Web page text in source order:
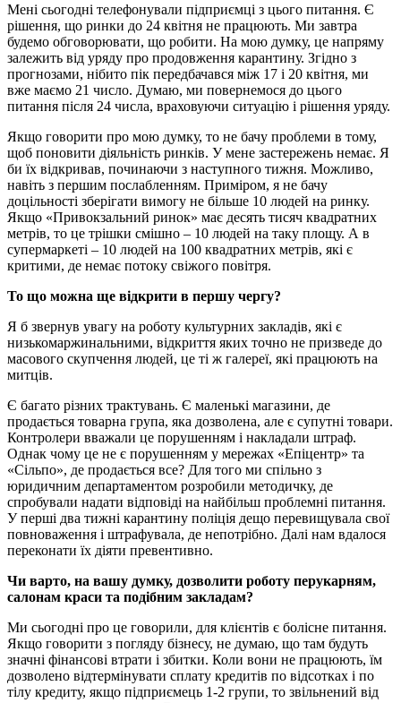
Мені сьогодні телефонували підприємці з цього питання. Є
рішення, що ринки до 24 квітня не працюють. Ми завтра
будемо обговорювати, що робити. На мою думку, це напряму
залежить від уряду про продовження карантину. Згідно з
прогнозами, нібито пік передбачався між 17 і 20 квітня, ми
вже маємо 21 число. Думаю, ми повернемося до цього
питання після 24 числа, враховуючи ситуацію і рішення уряду.
Якщо говорити про мою думку, то не бачу проблеми в тому,
щоб поновити діяльність ринків. У мене застережень немає. Я
би їх відкривав, починаючи з наступного тижня. Можливо,
навіть з першим послабленням. Приміром, я не бачу
доцільності зберігати вимогу не більше 10 людей на ринку.
Якщо «Привокзальний ринок» має десять тисяч квадратних
метрів, то це трішки смішно – 10 людей на таку площу. А в
супермаркеті – 10 людей на 100 квадратних метрів, які є
критими, де немає потоку свіжого повітря.
То що можна ще відкрити в першу чергу?
Я б звернув увагу на роботу культурних закладів, які є
низькомаржинальними, відкриття яких точно не призведе до
масового скупчення людей, це ті ж галереї, які працюють на
митців.
Є багато різних трактувань. Є маленькі магазини, де
продається товарна група, яка дозволена, але є супутні товари.
Контролери вважали це порушенням і накладали штраф.
Однак чому це не є порушенням у мережах «Епіцентр» та
«Сільпо», де продається все? Для того ми спільно з
юридичним департаментом розробили методичку, де
спробували надати відповіді на найбільш проблемні питання.
У перші два тижні карантину поліція дещо перевищувала свої
повноваження і штрафувала, де непотрібно. Далі нам вдалося
переконати їх діяти превентивно.
Чи варто, на вашу думку, дозволити роботу перукарням,
салонам краси та подібним закладам?
Ми сьогодні про це говорили, для клієнтів є болісне питання.
Якщо говорити з погляду бізнесу, не думаю, що там будуть
значні фінансові втрати і збитки. Коли вони не працюють, їм
дозволено відтермінувати сплату кредитів по відсотках і по
тілу кредиту, якщо підприємець 1-2 групи, то звільнений від